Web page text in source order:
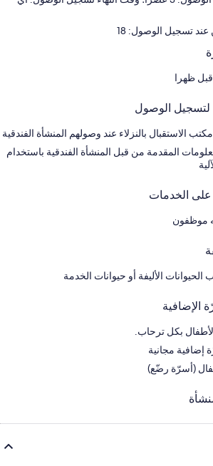
عند تسجيل الوصول: 18
ظهرا
لتسجيل الوصول
الاستقبال بالنزلاء عند وصولهم المنشأة الفندقية
المقدمة من قبل المنشأة الفندقية باستخدام
الخدمات
موظفون
الأليفة أو حيوانات الخدمة
الإضافية
بكل ترحاب.
مجانية
(أسرّة رضّع)